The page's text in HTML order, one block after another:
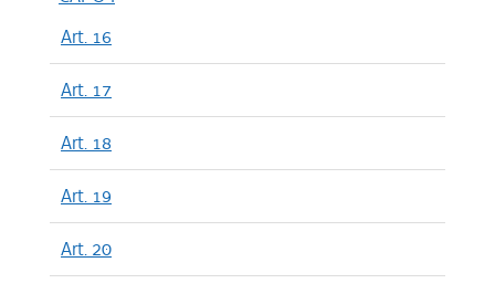
Art. 16
Art. 17
Art. 18
Art. 19
Art. 20